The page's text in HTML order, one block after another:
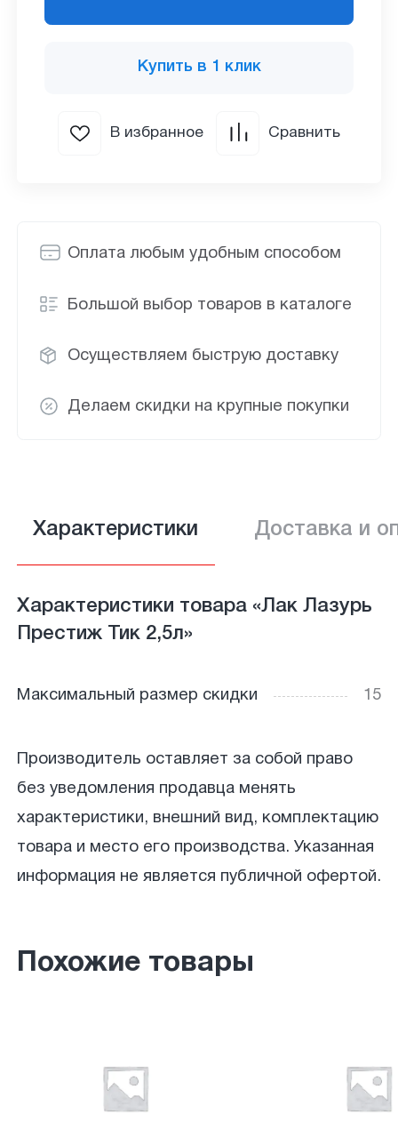
Оплата любым удобным способом
Большой выбор товаров в каталоге
Осуществляем быструю доставку
Делаем скидки на крупные покупки
Купить в 1 клик
В избранное Сравнить
Характеристики Доставка и
Характеристики товара «Лак Лазурь
Престиж Тик 2,5л»
Максимальный размер скидки 15
Производитель оставляет за собой право
без уведомления продавца менять
характеристики, внешний вид, комплектацию
товара и место его производства. Указанная
информация не является публичной офертой.
Похожие товары